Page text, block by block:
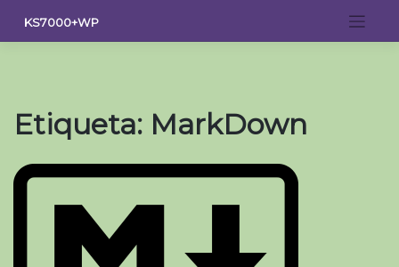
contenido
KS7000+WP
Etiqueta: MarkDown